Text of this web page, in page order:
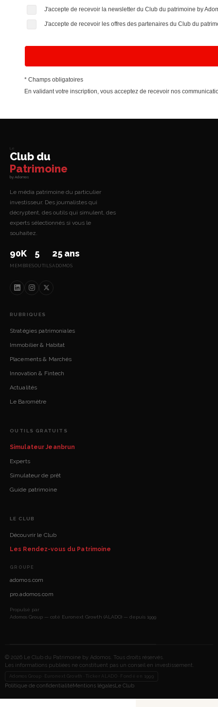
J'accepte de recevoir la newsletter du Club du patrimoine by
J'accepte de recevoir les offres des partenaires du Club du
* Champs obligatoires
En validant votre inscription, vous acceptez de recevoir nos
Le
Club du
Patrimoine
by Adomos
Le média patrimoine du particulier
investisseur. Des journalistes qui
décryptent, des outils qui simulent, des
experts sélectionnés si vous le
souhaitez.
90K
MEMBRES
5
OUTILS
25 ans
ADOMOS
RUBRIQUES
Stratégies patrimoniales
Immobilier & Habitat
Placements & Marchés
Innovation & Fintech
Actualités
Le Baromètre
OUTILS GRATUITS
Simulateur Jeanbrun
Experts
Simulateur de prêt
Guide patrimoine
LE CLUB
Découvrir le Club
Les Rendez-vous du Patrimoine
GROUPE
adomos.com
pro.adomos.com
Propulsé par
Adomos Group — coté Euronext Growth (ALADO) — depuis 1999
© 2026 Le Club du Patrimoine by Adomos. Tous droits réservés.
Les informations publiées ne constituent pas un conseil en investissement.
Adomos Group · Euronext Growth · Ticker ALADO · Fondé en 1999
Politique de confidentialitéMentions légalesLe Club